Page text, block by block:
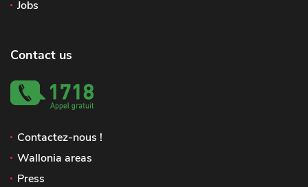
Jobs
Contact us
Contactez-nous !
Wallonia areas
Press